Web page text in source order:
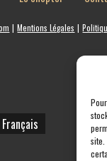
site.
| Mentions Légales |
Français